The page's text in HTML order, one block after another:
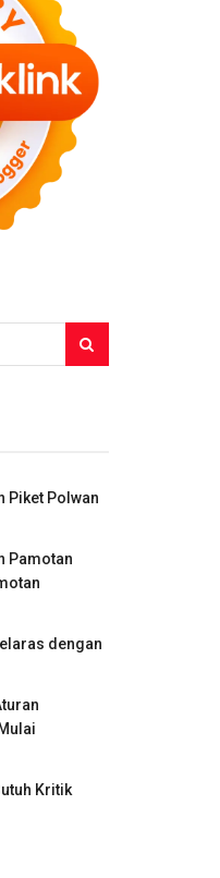
Piket Polwan
Pamotan
dengan
Kritik